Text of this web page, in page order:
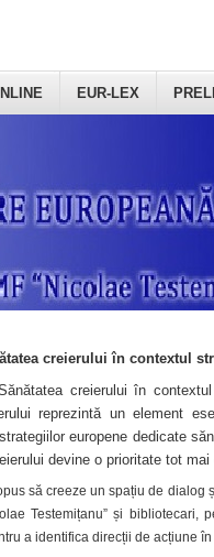
EUR-LEX
creierului în contextul
creierului în
reprezintă un element
europene dedicate
devine o prioritate tot mai
să creeze un spațiu de dialog
Testemițanu” și bibliotecari,
a identifica direcții de acțiune